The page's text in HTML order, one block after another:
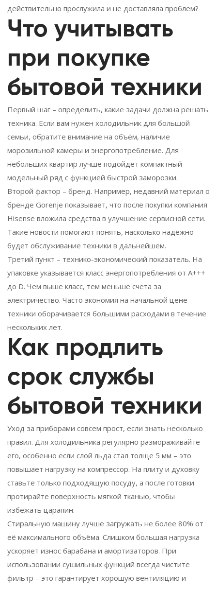
действительно прослужила и не доставляла проблем?
Что учитывать
при покупке
бытовой техники
Первый шаг – определить, какие задачи должна решать
техника. Если вам нужен холодильник для большой
семьи, обратите внимание на объём, наличие
морозильной камеры и энергопотребление. Для
небольших квартир лучше подойдёт компактный
модельный ряд с функцией быстрой заморозки.
Второй фактор – бренд. Например, недавний материал о
бренде Gorenje показывает, что после покупки компания
Hisense вложила средства в улучшение сервисной сети.
Такие новости помогают понять, насколько надёжно
будет обслуживание техники в дальнейшем.
Третий пункт – технико-экономический показатель. На
упаковке указывается класс энергопотребления от A+++
до D. Чем выше класс, тем меньше счета за
электричество. Часто экономия на начальной цене
техники оборачивается большими расходами в течение
нескольких лет.
Как продлить
срок службы
бытовой техники
Уход за приборами совсем прост, если знать несколько
правил. Для холодильника регулярно размораживайте
его, особенно если слой льда стал толще 5 мм – это
повышает нагрузку на компрессор. На плиту и духовку
ставьте только подходящую посуду, а после готовки
протирайте поверхность мягкой тканью, чтобы
избежать царапин.
Стиральную машину лучше загружать не более 80% от
её максимального объёма. Слишком большая нагрузка
ускоряет износ барабана и амортизаторов. При
использовании сушильных функций всегда чистите
фильтр – это гарантирует хорошую вентиляцию и